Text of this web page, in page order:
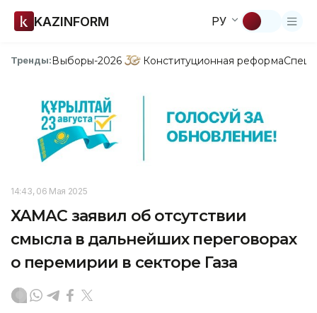
KAZINFORM РУ
Тренды:Выборы-2026 Конституционная реформа
14:43, 06 Мая 2025
ХАМАС заявил об отсутствии
смысла в дальнейших переговорах
о перемирии в секторе Газа